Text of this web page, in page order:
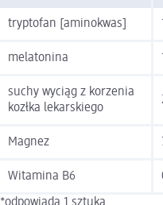
tryptofan [aminokwas]
melatonina
suchy wyciąg z korzenia
kozłka lekarskiego
Magnez
Witamina B6